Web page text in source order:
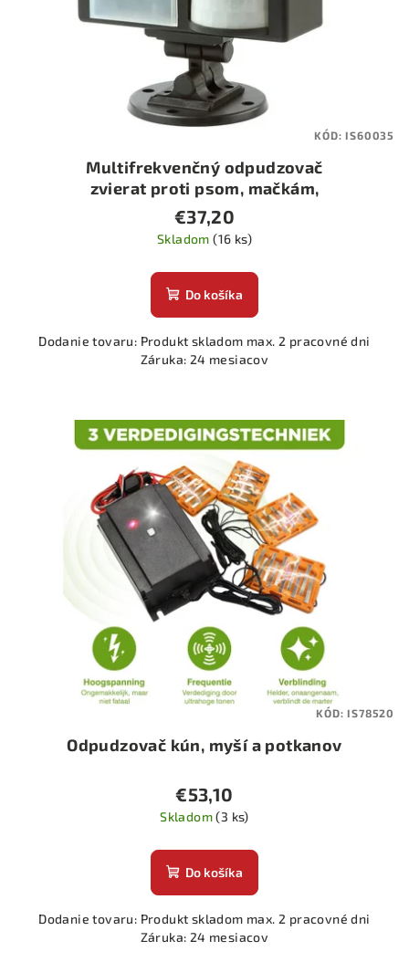
Multifrekvenčný odpudzovač
zvierat proti psom, mačkám,
kunám, vtákom a divým zvieratám
€37,20
Skladom(16 ks)
Do košíka
Dodanie tovaru: Produkt skladom max. 2 pracovné dni
Záruka: 24 mesiacov
KÓD: IS60035
Odpudzovač kún, myší a potkanov
€53,10
Skladom(3 ks)
Do košíka
Dodanie tovaru: Produkt skladom max. 2 pracovné dni
Záruka: 24 mesiacov
KÓD: IS78520